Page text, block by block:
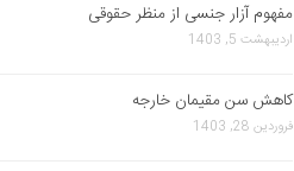
مفهوم آزار جنسی از منظر حقوقی
اردیبهشت 5, 1403
کاهش سن مقیمان خارجه
فروردین 28, 1403